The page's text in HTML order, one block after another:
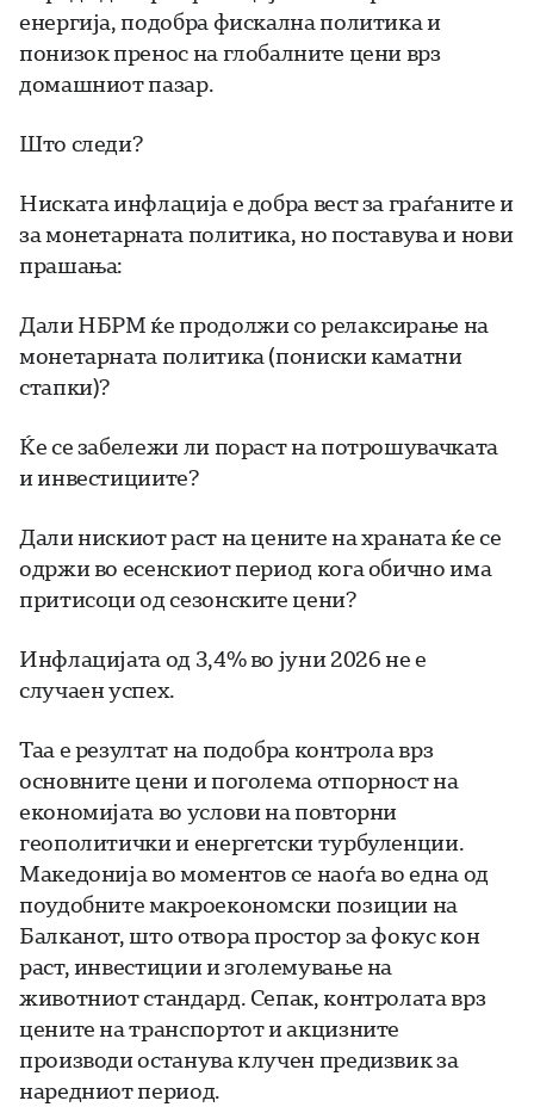
енергија, подобра фискална политика и
понизок пренос на глобалните цени врз
домашниот пазар.
Што следи?
Ниската инфлација е добра вест за граѓаните и
за монетарната политика, но поставува и нови
прашања:
Дали НБРМ ќе продолжи со релаксирање на
монетарната политика (пониски каматни
стапки)?
Ќе се забележи ли пораст на потрошувачката
и инвестициите?
Дали нискиот раст на цените на храната ќе се
одржи во есенскиот период кога обично има
притисоци од сезонските цени?
Инфлацијата од 3,4% во јуни 2026 не е
случаен успех.
Таа е резултат на подобра контрола врз
основните цени и поголема отпорност на
економијата во услови на повторни
геополитички и енергетски турбуленции.
Македонија во моментов се наоѓа во една од
поудобните макроекономски позиции на
Балканот, што отвора простор за фокус кон
раст, инвестиции и зголемување на
животниот стандард. Сепак, контролата врз
цените на транспортот и акцизните
производи останува клучен предизвик за
наредниот период.